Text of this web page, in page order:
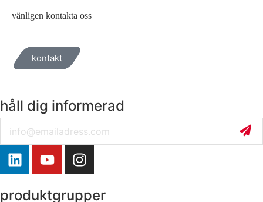
vänligen kontakta oss
kontakt
håll dig informerad
produktgrupper